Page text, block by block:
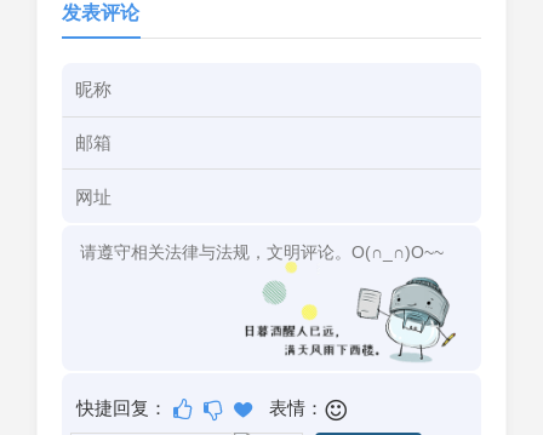
发表评论
快捷回复： 表情：